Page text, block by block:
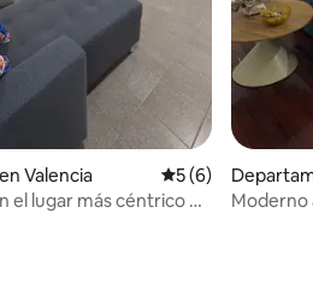
Valencia Calificación
5 (6)
lugar más céntrico de
Moderno